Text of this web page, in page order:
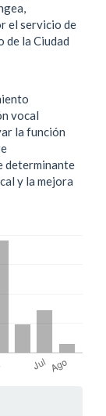
el servicio de
la Ciudad
vocal
la función
determinante
y la mejora